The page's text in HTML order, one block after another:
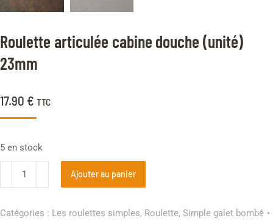
Roulette articulée cabine douche (unité)
23mm
17.90 € TTC
5 en stock
Ajouter au panier
Catégories : Les roulettes simples, Roulette, Simple galet bombé